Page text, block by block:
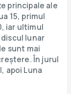
principale ale
15, primul
iar ultimul
lunar
sunt mai
În jurul
apoi Luna